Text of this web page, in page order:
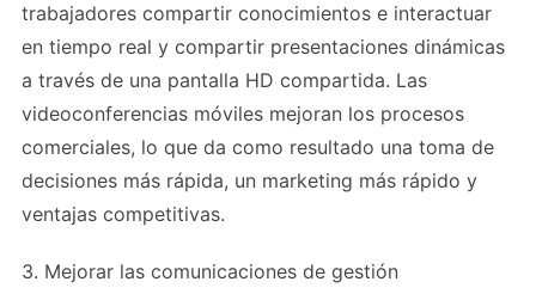
trabajadores compartir conocimientos e interactuar
en tiempo real y compartir presentaciones dinámicas
a través de una pantalla HD compartida. Las
videoconferencias móviles mejoran los procesos
comerciales, lo que da como resultado una toma de
decisiones más rápida, un marketing más rápido y
ventajas competitivas.
3. Mejorar las comunicaciones de gestión